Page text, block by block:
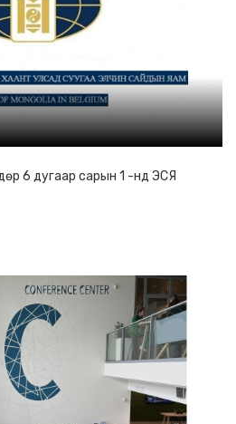
6 дугаар сарын 1 -нд ЭСЯ